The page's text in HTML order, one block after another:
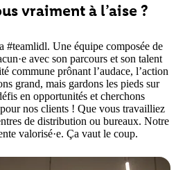
vraiment à l’aise ?
#teamlidl. Une équipe composée de
avec son parcours et son talent
commune prônant l’audace, l’action
grand, mais gardons les pieds sur
en opportunités et cherchons
nos clients ! Que vous travailliez
de distribution ou bureaux. Notre
valorisé·e. Ça vaut le coup.